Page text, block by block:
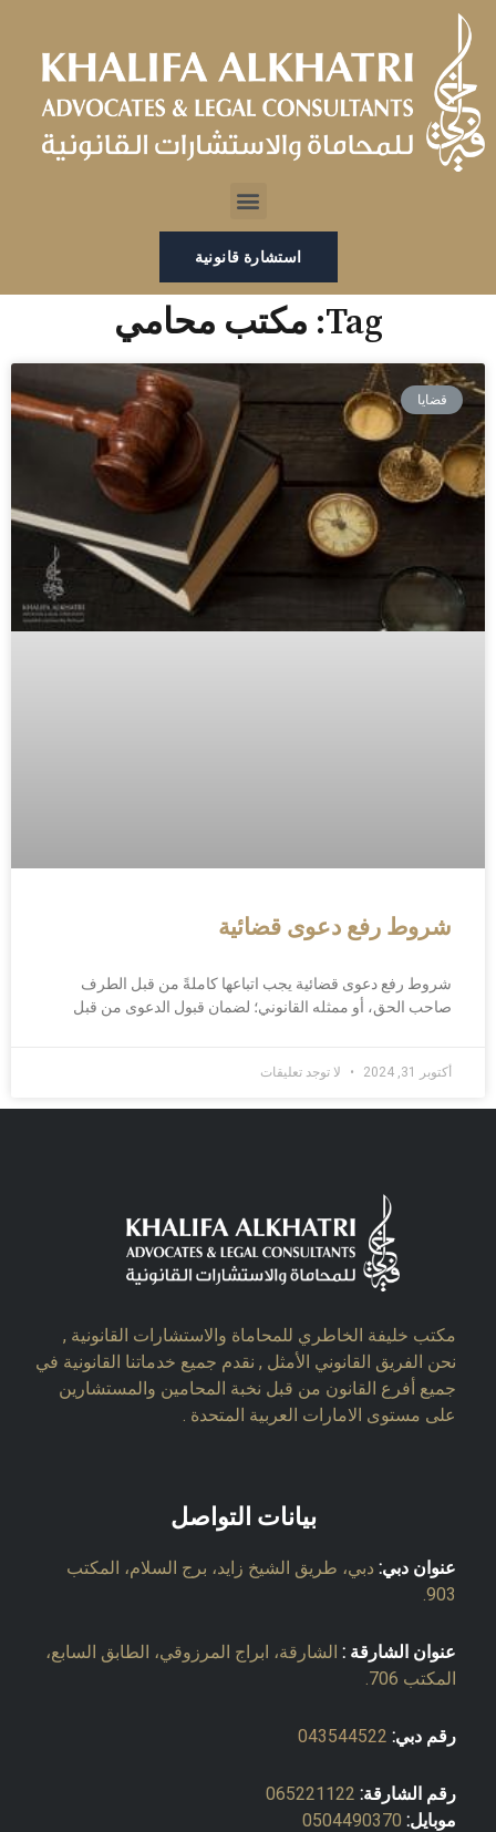
تخطي
المحتوى
Menu
استشارة قانونية
Tag: مكتب محامي
قضايا
شروط رفع دعوى قضائية
شروط رفع دعوى قضائية يجب اتباعها كاملةً من قبل الطرف
صاحب الحق، أو ممثله القانوني؛ لضمان قبول الدعوى من قبل
أكتوبر 31, 2024 لا توجد تعليقات
مكتب خليفة الخاطري للمحاماة والاستشارات القانونية ,
نحن الفريق القانوني الأمثل , نقدم جميع خدماتنا القانونية في
جميع أفرع القانون من قبل نخبة المحامين والمستشارين
على مستوى الامارات العربية المتحدة .
بيانات التواصل
عنوان دبي: دبي، طريق الشيخ زايد، برج السلام، المكتب
903.
عنوان الشارقة : الشارقة، ابراج المرزوقي، الطابق السابع،
المكتب 706.
رقم دبي: 043544522
رقم الشارقة: 065221122
موبايل: 0504490370